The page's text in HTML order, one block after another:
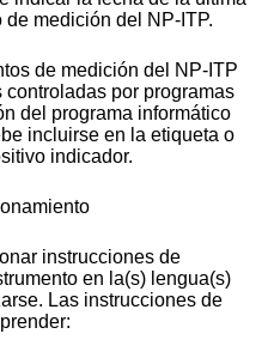
medición del NP-ITP.
de medición del NP-ITP
por programas
del programa informático
incluirse en la etiqueta o
indicador.
instrucciones de
en la(s) lengua(s)
Las instrucciones de